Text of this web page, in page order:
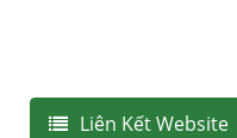
Liên Kết Website